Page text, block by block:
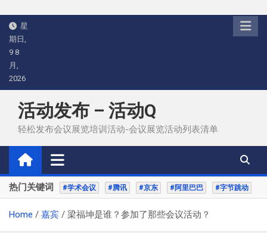
Skip
content
星
期日,
9 8
月,
2026
活动发布 – 活动Q
轻松发布会议展览培训活动-会议展览活动列表清单
热门关键词 #学术会议 #腾讯 #京东 #阿里巴巴 #字节跳动
Home 嘉宾 梁福坤是谁？参加了那些会议活动？